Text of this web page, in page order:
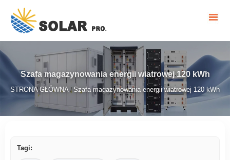
Szafa magazynowania energii wiatrowej 120 kWh
STRONA GŁÓWNA / Szafa magazynowania energii wiatrowej 120 kWh
Tagi: